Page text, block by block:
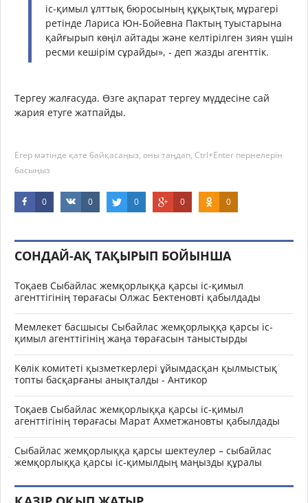
іс-қимыл ұлттық бюросының құқықтық мұрагері
ретінде Лариса Юн-Бойевна Пактың туыстарына
қайғырып көңіл айтады және келтірілген зиян үшін
ресми кешірім сұрайды», - деп жазды агенттік.
Тергеу жалғасуда. Өзге ақпарат тергеу мүддесіне сай
жария етуге жатпайды.
Егер мәтінде қате байқасаңыз, оны таңдап, Ctrl+Enter пернелерін
басыңыз
0 0 0 0 0
СОНДАЙ-АҚ ТАҚЫРЫП БОЙЫНША
Тоқаев Сыбайлас жемқорлыққа қарсы іс-қимыл
агенттігінің төрағасы Олжас Бектеновті қабылдады
Мемлекет басшысы Сыбайлас жемқорлыққа қарсы іс-
қимыл агенттігінің жаңа төрағасын таныстырды
Көлік комитеті қызметкерлері ұйымдасқан қылмыстық
топты басқарғаны анықталды - Антикор
Тоқаев Сыбайлас жемқорлыққа қарсы іс-қимыл
агенттігінің төрағасы Марат Ахметжановты қабылдады
Сыбайлас жемқорлыққа қарсы шектеулер – сыбайлас
жемқорлыққа қарсы іс-қимылдың маңызды құралы